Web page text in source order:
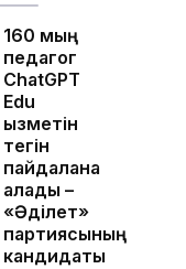
160 мың
педагог
ChatGPT
Edu
қызметін
тегін
пайдалана
алады –
«Әділет»
партиясының
кандидаты